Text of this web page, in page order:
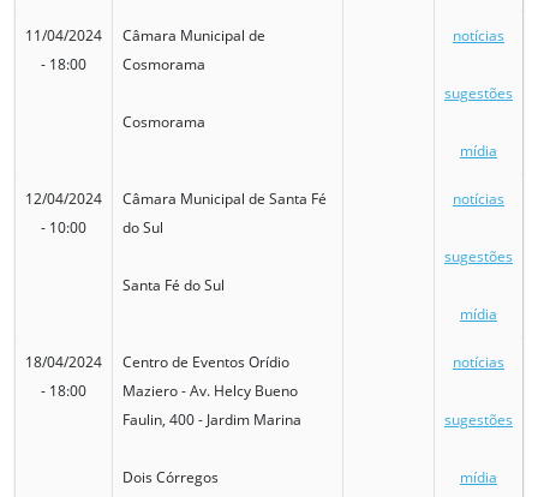
11/04/2024
- 18:00
Câmara Municipal de
Cosmorama
Cosmorama
notícias
sugestões
mídia
12/04/2024
- 10:00
Câmara Municipal de Santa Fé
do Sul
Santa Fé do Sul
notícias
sugestões
mídia
18/04/2024
- 18:00
Centro de Eventos Orídio
Maziero - Av. Helcy Bueno
Faulin, 400 - Jardim Marina
Dois Córregos
notícias
sugestões
mídia